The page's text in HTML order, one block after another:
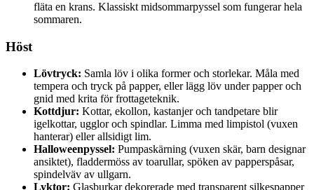
fläta en krans. Klassiskt midsommarpyssel som fungerar hela
sommaren.
Höst
Lövtryck: Samla löv i olika former och storlekar. Måla med
tempera och tryck på papper, eller lägg löv under papper och
gnid med krita för frottageteknik.
Kottdjur: Kottar, ekollon, kastanjer och tandpetare blir
igelkottar, ugglor och spindlar. Limma med limpistol (vuxen
hanterar) eller allsidigt lim.
Halloweenpyssel: Pumpaskärning (vuxen skär, barn designar
ansiktet), fladdermöss av toarullar, spöken av papperspåsar,
spindelväv av ullgarn.
Lyktor: Glasburkar dekorerade med transparent silkespapper